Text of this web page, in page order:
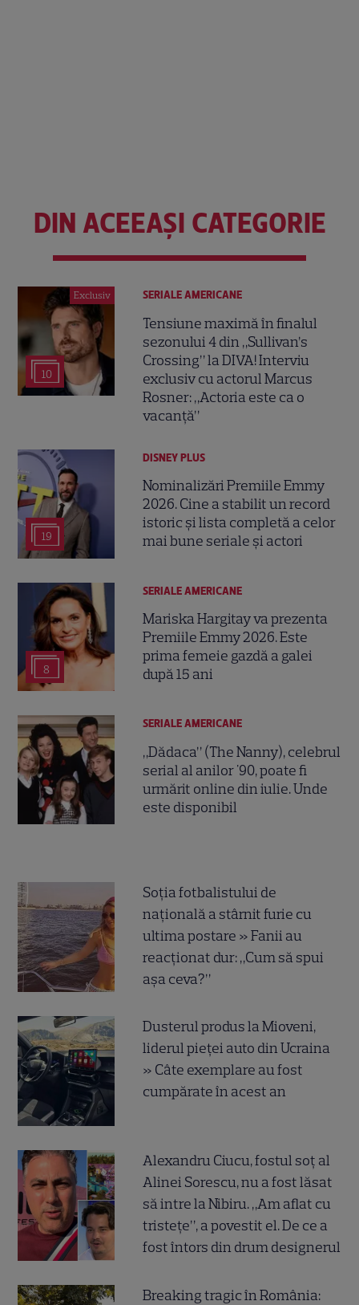
DIN ACEEAȘI CATEGORIE
Exclusiv
10
SERIALE AMERICANE
Tensiune maximă în finalul
sezonului 4 din „Sullivan’s
Crossing” la DIVA! Interviu
exclusiv cu actorul Marcus
Rosner: „Actoria este ca o
vacanță”
19
DISNEY PLUS
Nominalizări Premiile Emmy
2026. Cine a stabilit un record
istoric și lista completă a celor
mai bune seriale și actori
8
SERIALE AMERICANE
Mariska Hargitay va prezenta
Premiile Emmy 2026. Este
prima femeie gazdă a galei
după 15 ani
SERIALE AMERICANE
„Dădaca” (The Nanny), celebrul
serial al anilor '90, poate fi
urmărit online din iulie. Unde
este disponibil
Soția fotbalistului de
națională a stârnit furie cu
ultima postare » Fanii au
reacționat dur: „Cum să spui
așa ceva?”
Dusterul produs la Mioveni,
liderul pieței auto din Ucraina
» Câte exemplare au fost
cumpărate în acest an
Alexandru Ciucu, fostul soț al
Alinei Sorescu, nu a fost lăsat
să intre la Nibiru. „Am aflat cu
tristețe”, a povestit el. De ce a
fost întors din drum designerul
Breaking tragic în România: